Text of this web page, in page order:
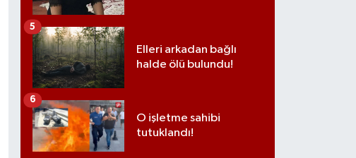
Elleri arkadan bağlı
halde ölü bulundu!
5
O işletme sahibi
tutuklandı!
6